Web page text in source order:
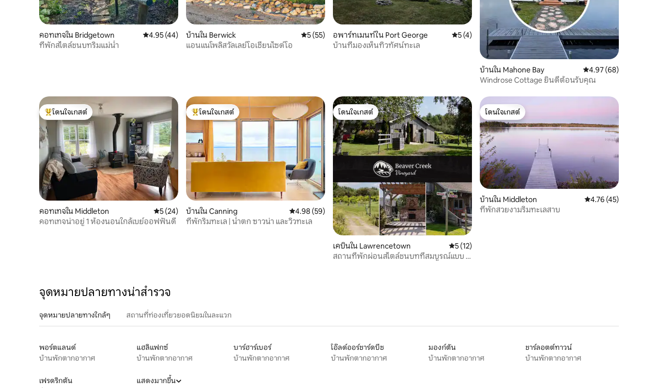
คอทเทจใน Bridgetown คะแนนเฉลี่ย 4.95 จาก 5, 44 รีวิว
4.95 (44)
ที่พักสไตล์ชนบทริมแม่น้ำ
บ้านใน Berwick คะแนนเฉลี่ย 5 จาก 5, 55 รีวิว
5 (55)
แอนแนโพลิสวัลเลย์โอเชียนไซด์โอ
อพาร์ทเมนท์ใน Port George คะแนนเฉลี่ย 5 จาก 5, 4 รีวิว
5 (4)
บ้านที่มองเห็นทิวทัศน์ทะเล
บ้านใน Mahone Bay คะแนนเฉลี่ย 4.97 จาก
4.97 (68)
Windrose Cottage ยินดีต้อนรับคุณ
โดนใจเกสต์ที่สุด
โดนใจเกสต์
คอทเทจใน Middleton คะแนนเฉลี่ย 5 จาก 5, 24 รีวิว
5 (24)
คอทเทจน่าอยู่ 1 ห้องนอนใกล้เบย์ออฟฟันดี
โดนใจเกสต์ที่สุด
โดนใจเกสต์
บ้านใน Canning คะแนนเฉลี่ย 4.98 จาก 5, 59 รีวิว
4.98 (59)
ที่พักริมทะเล | น้ำตก ซาวน่า และวิวทะเล
โดนใจเกสต์
โดนใจเกสต์
เคบินใน Lawrencetown คะแนนเฉลี่ย 5 จาก 5, 12 รีวิว
5 (12)
สถานที่พักผ่อนสไตล์ชนบทที่สมบูรณ์แบบ #
โดนใจเกสต์
โดนใจเกสต์
บ้านใน Middleton คะแนนเฉลี่ย 4.76 จาก
4.76 (45)
ที่พักสวยงามริมทะเลสาบ
จุดหมายปลายทางน่าสำรวจ
จุดหมายปลายทางใกล้ๆ สถานที่ท่องเที่ยวยอดนิยมในละแวก
พอร์ตแลนด์
บ้านพักตากอากาศ
แฮลิแฟกซ์
บ้านพักตากอากาศ
บาร์ฮาร์เบอร์
บ้านพักตากอากาศ
โอ๊ลด์ออร์ชาร์ดบีช
บ้านพักตากอากาศ
มองก์ตัน
บ้านพักตากอากาศ
ชาร์ลอตต์ทาวน์
บ้านพักตากอากาศ
เฟรดริกตัน
แสดงมากขึ้น